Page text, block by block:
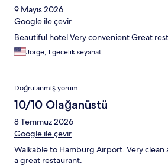
9 Mayıs 2026
Google ile çevir
Beautiful hotel Very convenient Great
Jorge, 1 gecelik seyahat
Doğrulanmış yorum
10/10 Olağanüstü
8 Temmuz 2026
Google ile çevir
Walkable to Hamburg Airport. Very
a great restaurant.